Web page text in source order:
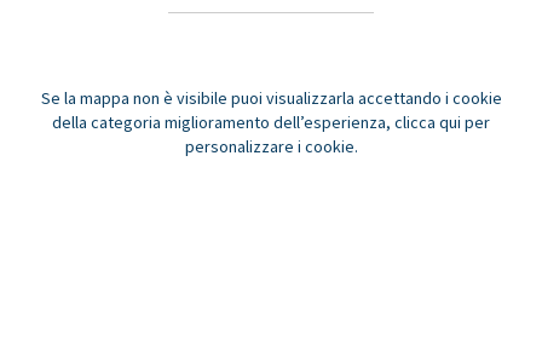
Se la mappa non è visibile puoi visualizzarla accettando i cookie
della categoria miglioramento dell’esperienza, clicca qui per
personalizzare i cookie.